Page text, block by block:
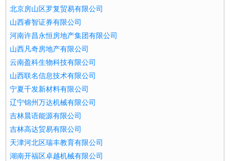
北京房山区罗复贸易有限公司
山西睿智证券有限公司
河南许昌永恒房地产集团有限公司
山西凡奇房地产有限公司
云南盈科生物科技有限公司
山西联名信息技术有限公司
宁夏千发新材料有限公司
辽宁锦州万达机械有限公司
吉林晨语能源有限公司
吉林高达贸易有限公司
天津河北区瑞丰教育有限公司
湖南开福区卓越机械有限公司